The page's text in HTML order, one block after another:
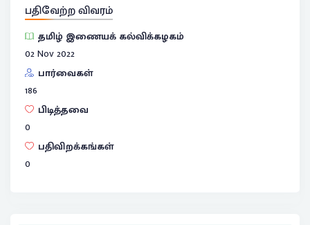
பதிவேற்ற விவரம்
தமிழ் இணையக் கல்விக்கழகம்
02 Nov 2022
பார்வைகள்
186
பிடித்தவை
0
பதிவிறக்கங்கள்
0